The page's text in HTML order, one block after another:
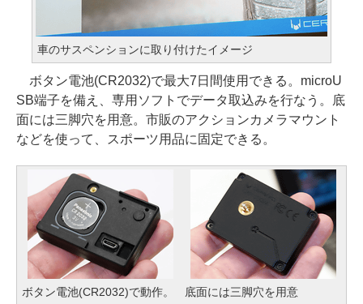
車のサスペンションに取り付けたイメージ
ボタン電池(CR2032)で最大7日間使用できる。microU
SB端子を備え、専用ソフトでデータ取込みを行なう。底
面には三脚穴を用意。市販のアクションカメラマウント
などを使って、スポーツ用品に固定できる。
ボタン電池(CR2032)で動作。
底面には三脚穴を用意